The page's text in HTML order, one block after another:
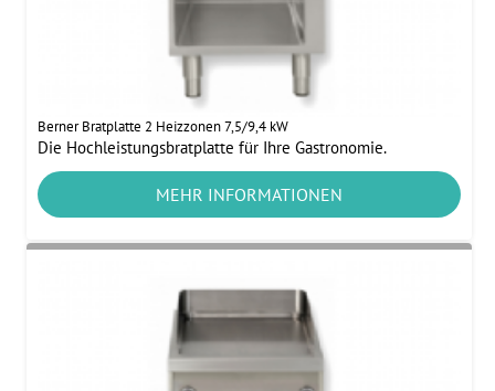
Berner Bratplatte 2 Heizzonen 7,5/9,4 kW
Die Hochleistungsbratplatte für Ihre Gastronomie.
MEHR INFORMATIONEN